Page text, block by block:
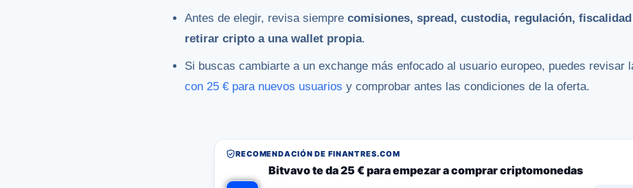
Antes de elegir, revisa siemprecomisiones, spread, custodia, regulación,
retirar cripto a una wallet propia.
Si buscas cambiarte a un exchange más enfocado al usuario europeo, puedes revisar
con 25 € para nuevos usuarios y comprobar antes las condiciones de la oferta.
RECOMENDACIÓN DE FINANTRES.COM
Bitvavo te da 25 € para empezar a comprar criptomonedas